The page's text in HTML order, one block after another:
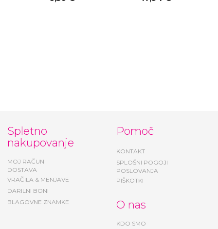
Spletno
nakupovanje
MOJ RAČUN
DOSTAVA
VRAČILA & MENJAVE
DARILNI BONI
KONTAKT
SPLOŠNI POGOJI
POSLOVANJA